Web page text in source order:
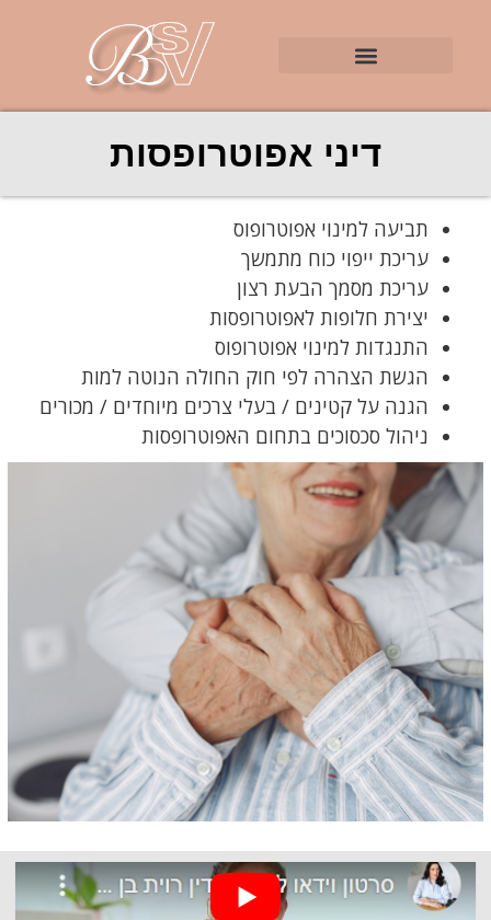
דיני אפוטרופסות
תביעה למינוי אפוטרופוס
עריכת ייפוי כוח מתמשך
עריכת מסמך הבעת רצון
יצירת חלופות לאפוטרופסות
התנגדות למינוי אפוטרופוס
הגשת הצהרה לפי חוק החולה הנוטה למות
הגנה על קטינים / בעלי צרכים מיוחדים / מכורים
ניהול סכסוכים בתחום האפוטרופסות